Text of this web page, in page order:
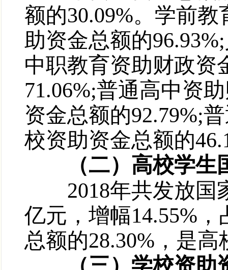
额的30.09%。学前
助资金总额的
中职教育资助财政资
71.06%;普通高中资
资金总额的92.79%;
校资助资金总额的
（二）高校学生国
2018年共发放国家
亿元，增幅14.55%
总额的28.30%，是